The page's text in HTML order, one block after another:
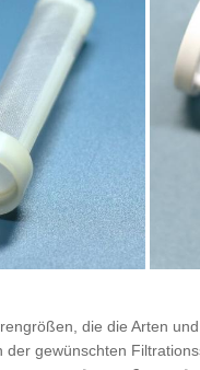
die die Arten
gewünschten